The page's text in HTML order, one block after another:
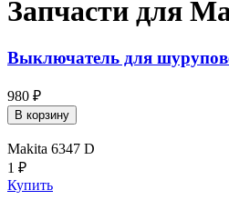
Запчасти для
Выключатель для
980 ₽
В корзину
Makita 6347 D
1 ₽
Купить